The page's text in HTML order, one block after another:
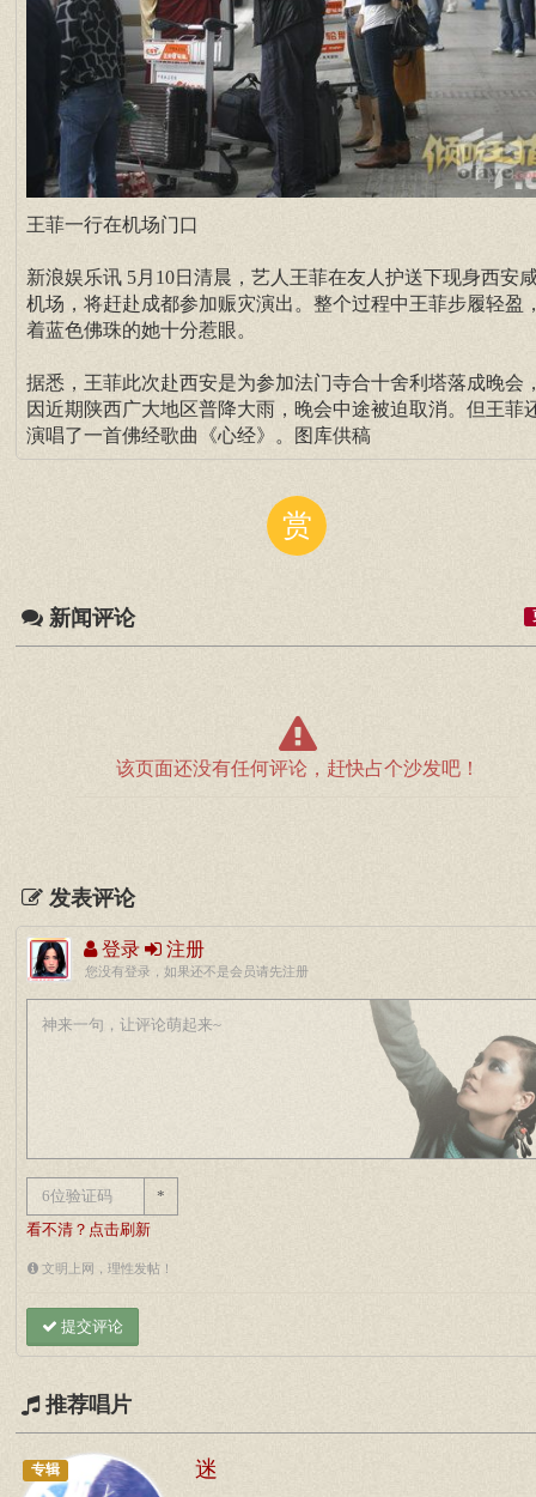
王菲一行在机场门口
新浪娱乐讯 5月10日清晨，艺人王菲在友人护送下现身西安
机场，将赶赴成都参加赈灾演出。整个过程中王菲步履轻盈
着蓝色佛珠的她十分惹眼。
据悉，王菲此次赴西安是为参加法门寺合十舍利塔落成晚会
因近期陕西广大地区普降大雨，晚会中途被迫取消。但王菲
演唱了一首佛经歌曲《心经》。图库供稿
赏
新闻评论
该页面还没有任何评论，赶快占个沙发吧！
发表评论
登录 注册
您没有登录，如果还不是会员请先注册
*
看不清？点击刷新
文明上网，理性发帖！
提交评论
推荐唱片
专辑 迷